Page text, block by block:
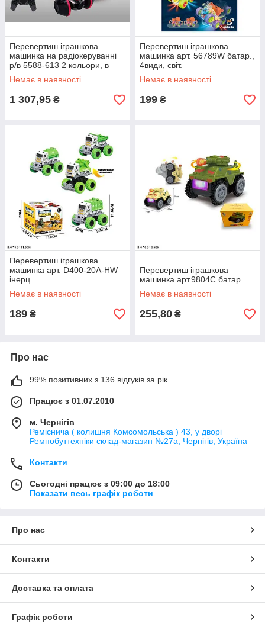
Перевертиш іграшкова
машинка на радіокеруванні
р/в 5588-613 2 кольори, в
кор.
Немає в наявності
1 307,95 ₴
Перевертиш іграшкова
машинка арт. 56789W батар.,
4види, світ.
Немає в наявності
199 ₴
Перевертиш іграшкова
машинка арт. D400-20A-HW
інерц.
Немає в наявності
189 ₴
Перевертиш іграшкова
машинка арт.9804C батар.
Немає в наявності
255,80 ₴
Про нас
99% позитивних з 136 відгуків за рік
Працює з 01.07.2010
м. Чернігів
Реміснича ( колишня Комсомольська ) 43, у дворі
Ремпобуттехніки склад-магазин №27a, Чернігів, Україна
Контакти
Сьогодні працює з 09:00 до 18:00
Показати весь графік роботи
Про нас
Контакти
Доставка та оплата
Графік роботи